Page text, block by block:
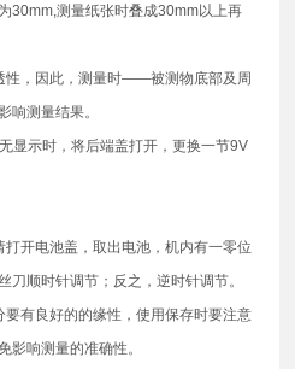
30mm,测量纸张时叠成30mm以上再
性，因此，测量时——被测物底部及周
响测量结果。
显示时，将后端盖打开，更换一节9V
开电池盖，取出电池，机内有一零位
刀顺时针调节；反之，逆时针调节。
有良好的的缘性，使用保存时要注意
影响测量的准确性。